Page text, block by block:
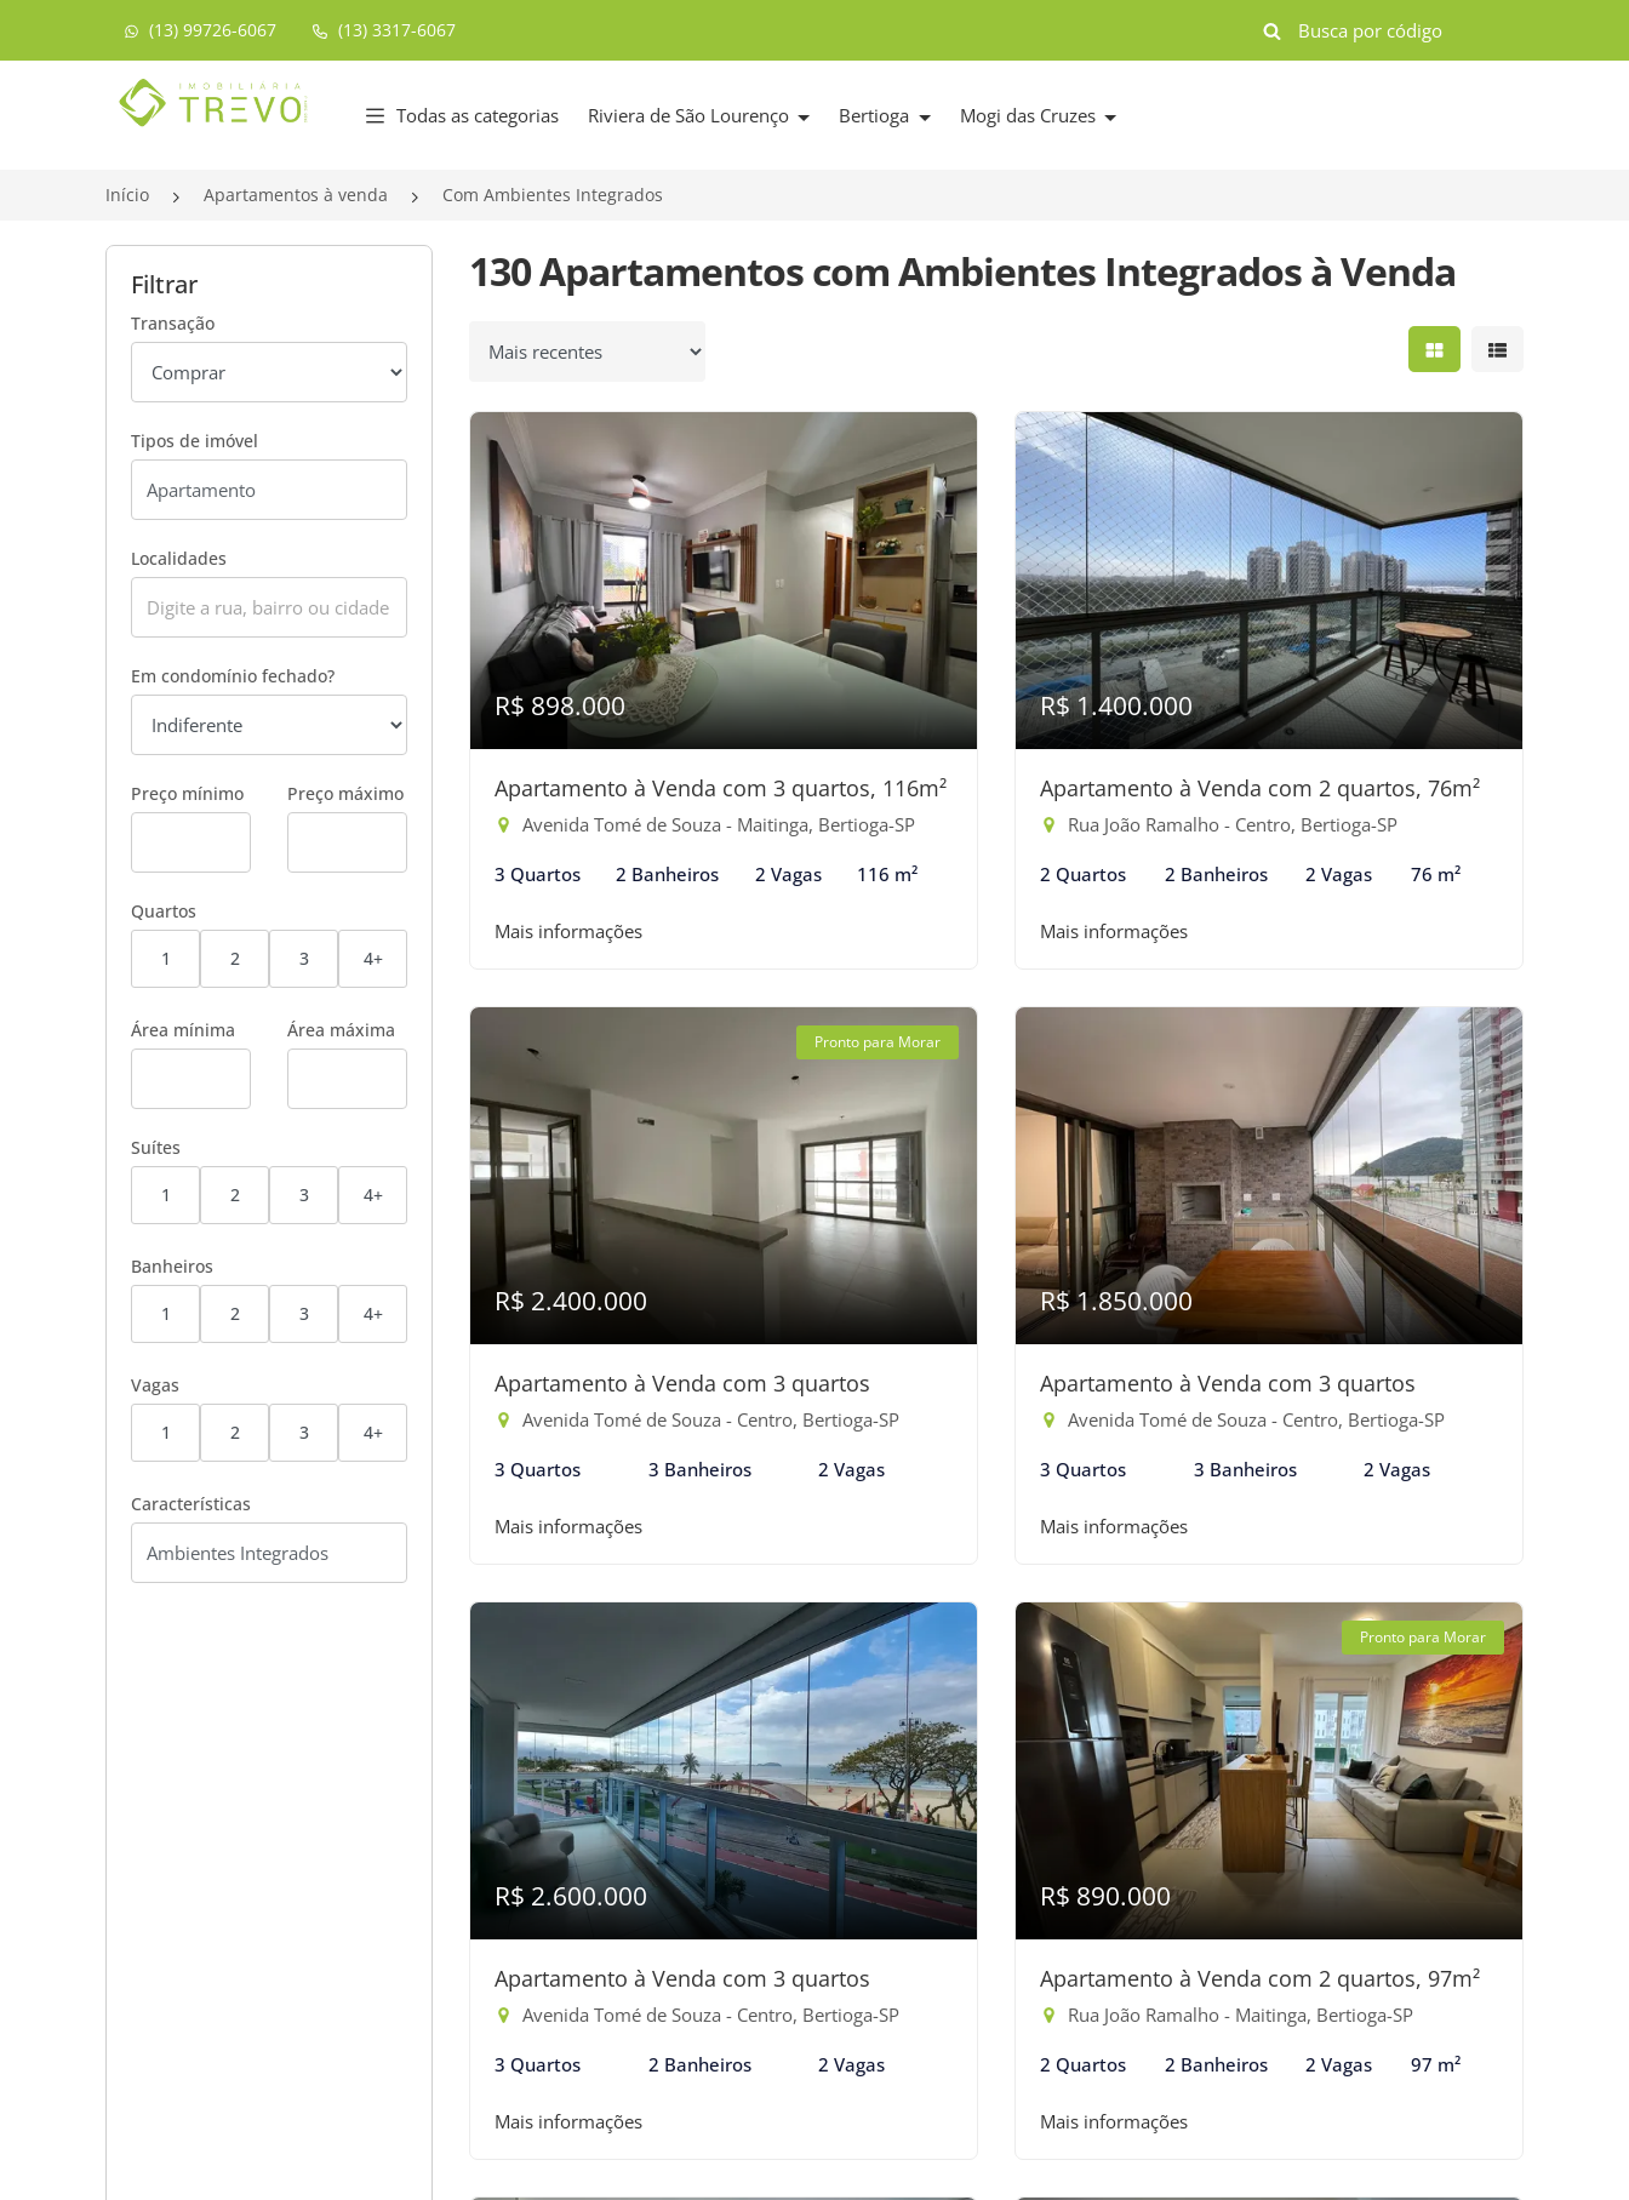
(13) 99726-6067 (13) 3317-6067
Página inicial
Todas as categorias Riviera de São Lourenço Bertioga Mogi das Cruzes
Início Apartamentos à venda Com Ambientes Integrados
Filtrar
Transação
Tipos de imóvel
Localidades
Em condomínio fechado?
Preço mínimo Preço máximo
Quartos
1 2 3 4+
Área mínima Área máxima
Suítes
1 2 3 4+
Banheiros
1 2 3 4+
Vagas
1 2 3 4+
Características
130 Apartamentos com Ambientes Integrados à Venda
Ordenar por Mostrar resultados
Mostrar
R$ 898.000
Apartamento à Venda com 3 quartos, 116m²
Avenida Tomé de Souza - Maitinga, Bertioga-SP
3 Quartos 2 Banheiros 2 Vagas 116 m²
Mais informações
R$ 1.400.000
Apartamento à Venda com 2 quartos, 76m²
Rua João Ramalho - Centro, Bertioga-SP
2 Quartos 2 Banheiros 2 Vagas 76 m²
Mais informações
Pronto para Morar
R$ 2.400.000
Apartamento à Venda com 3 quartos
Avenida Tomé de Souza - Centro, Bertioga-SP
3 Quartos 3 Banheiros 2 Vagas
Mais informações
R$ 1.850.000
Apartamento à Venda com 3 quartos
Avenida Tomé de Souza - Centro, Bertioga-SP
3 Quartos 3 Banheiros 2 Vagas
Mais informações
R$ 2.600.000
Apartamento à Venda com 3 quartos
Avenida Tomé de Souza - Centro, Bertioga-SP
3 Quartos 2 Banheiros 2 Vagas
Mais informações
Pronto para Morar
R$ 890.000
Apartamento à Venda com 2 quartos, 97m²
Rua João Ramalho - Maitinga, Bertioga-SP
2 Quartos 2 Banheiros 2 Vagas 97 m²
Mais informações